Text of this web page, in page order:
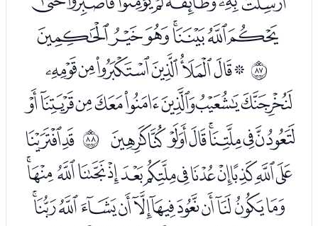
ﯥﯦﯧﯨﯩﯪﯫ
ﱖﭑﭒﭓﭔﭕﭖﭗ
ﭘﭙﭚﭛﭜﭝﭞﭟ
ﭠﭡﭢﭣﭤﭥﭦﭧ ﱗ ﭩﭪ
ﭫﭬﭭﭮﭯﭰﭱﭲﭳﭴﭵﭶﭷ
ﭸﭹﭺﭻﭼﭽﭾﭿﮀﮁﮂﮃ